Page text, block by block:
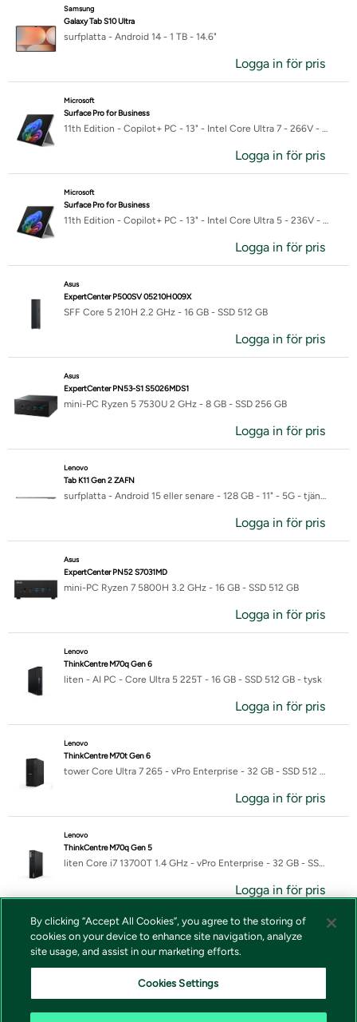
Samsung
Galaxy Tab S10 Ultra
surfplatta - Android 14 - 1 TB - 14.6"
Logga in för pris
Microsoft
Surface Pro for Business
11th Edition - Copilot+ PC - 13" - Intel Core Ultra 7 - 266V - 16 GB RAM - 512 GB SSD
Logga in för pris
Microsoft
Surface Pro for Business
11th Edition - Copilot+ PC - 13" - Intel Core Ultra 5 - 236V - 16 GB RAM - 512 GB SSD
Logga in för pris
Asus
ExpertCenter P500SV 05210H009X
SFF Core 5 210H 2.2 GHz - 16 GB - SSD 512 GB
Logga in för pris
Asus
ExpertCenter PN53-S1 S5026MDS1
mini-PC Ryzen 5 7530U 2 GHz - 8 GB - SSD 256 GB
Logga in för pris
Lenovo
Tab K11 Gen 2 ZAFN
surfplatta - Android 15 eller senare - 128 GB - 11" - 5G - tjänst ingår ej
Logga in för pris
Asus
ExpertCenter PN52 S7031MD
mini-PC Ryzen 7 5800H 3.2 GHz - 16 GB - SSD 512 GB
Logga in för pris
Lenovo
ThinkCentre M70q Gen 6
liten - AI PC - Core Ultra 5 225T - 16 GB - SSD 512 GB - tysk
Logga in för pris
Lenovo
ThinkCentre M70t Gen 6
tower Core Ultra 7 265 - vPro Enterprise - 32 GB - SSD 512 GB - tysk
Logga in för pris
Lenovo
ThinkCentre M70q Gen 5
liten Core i7 13700T 1.4 GHz - vPro Enterprise - 32 GB - SSD 1 TB - tysk
Logga in för pris
Lenovo
ThinkCentre M75q Gen 2
By clicking “Accept All Cookies”, you agree to the storing of
cookies on your device to enhance site navigation, analyze
site usage, and assist in our marketing efforts.
Cookies Settings